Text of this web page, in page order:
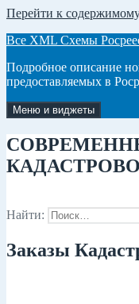
Перейти к
Все XML Схемы
Подробное описание
предоставляемых в
Меню и виджеты
Найти:
Заказы